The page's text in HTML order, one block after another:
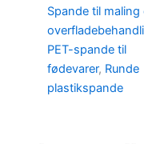
Spande til maling
PET-spande til
fødevarer, Runde
plastikspande